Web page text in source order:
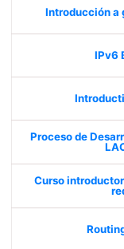
Introducción a
IPv6
Proceso de
Curso